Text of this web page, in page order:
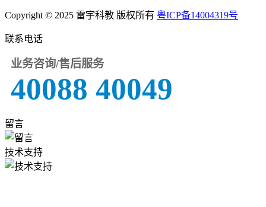
Copyright © 2025 雷宇科教 版权所有 粤ICP备14004319号
联系电话
业务咨询/售后服务
40088 40049
留言
技术支持